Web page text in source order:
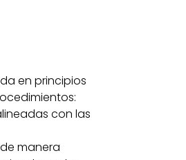
en principios
con las
manera